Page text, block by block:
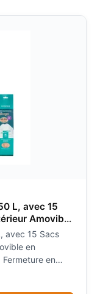
L, avec 15
Amovible
avec 15 Sacs
en
en